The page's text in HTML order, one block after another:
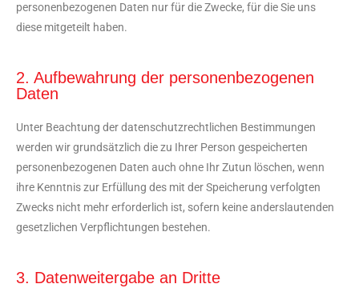
personenbezogenen Daten nur für die Zwecke, für die Sie uns
diese mitgeteilt haben.
2. Aufbewahrung der personenbezogenen
Daten
Unter Beachtung der datenschutzrechtlichen Bestimmungen
werden wir grundsätzlich die zu Ihrer Person gespeicherten
personenbezogenen Daten auch ohne Ihr Zutun löschen, wenn
ihre Kenntnis zur Erfüllung des mit der Speicherung verfolgten
Zwecks nicht mehr erforderlich ist, sofern keine anderslautenden
gesetzlichen Verpflichtungen bestehen.
3. Datenweitergabe an Dritte